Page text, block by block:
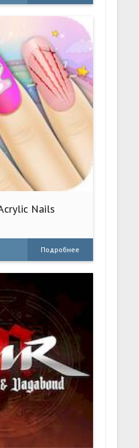
Nails
Подробнее